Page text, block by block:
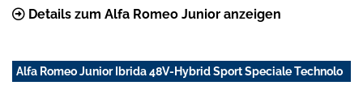
Details zum Alfa Romeo Junior anzeigen
Alfa Romeo Junior Ibrida 48V-Hybrid Sport Speciale Technolo